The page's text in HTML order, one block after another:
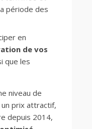
période des
en
de vos
que les
niveau de
prix attractif,
depuis 2014,